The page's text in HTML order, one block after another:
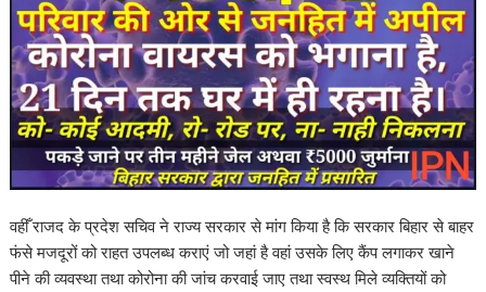
वहीँ राजद के प्रदेश सचिव ने राज्य सरकार से मांग किया है कि सरकार बिहार से बाहर
फंसे मजदूरों को राहत उपलब्ध कराएं जो जहां है वहां उसके लिए कैंप लगाकर खाने
पीने की व्यवस्था तथा कोरोना की जांच करवाई जाए तथा स्वस्थ मिले व्यक्तियों को